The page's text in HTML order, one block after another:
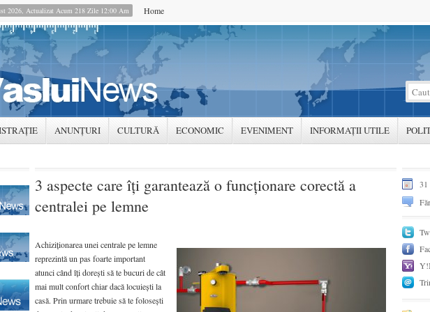
2026, Actualizat Acum 218 Zile 12:00 Am Home
ANUNȚURI CULTURĂ ECONOMIC EVENIMENT INFORMAȚII UTILE
3 aspecte care îți garantează o funcționare corectă a
centralei pe lemne
Achiziționarea unei centrale pe lemne
reprezintă un pas foarte important
atunci când îți dorești să te bucuri de cât
mai mult confort chiar dacă locuiești la
casă. Prin urmare trebuie să te folosești
31